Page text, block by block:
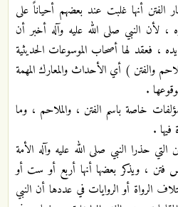
الفتن أنها غلبت عند بعضهم أحياناً على
، لأن النبي صلى الله عليه وآله أخبر أن
، فعقد لها أصحاب الموسوعات الحديثية
والفتن ) أي الأحداث والمعارك المهمة
.
خاصة باسم الفتن ، والملاحم ، وما
فيها .
حذرا النبي صلى الله عليه وآله الأمة
فتن ، ويذكر بعضها أنها أربع أو ست أو
الرواة أو الروايات في عددها أن النبي